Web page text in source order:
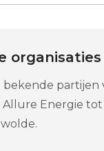
organisaties
bekende partijen
Allure Energie tot